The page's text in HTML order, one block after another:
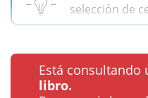
selección de
Está consultando
libro.